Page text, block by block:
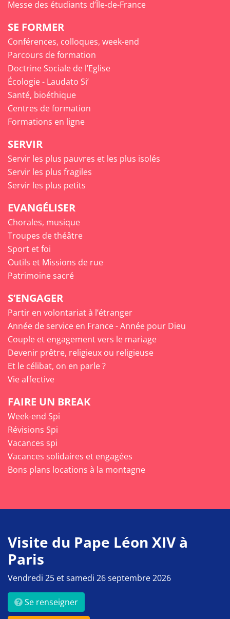
Messe des étudiants d’Île-de-France
SE FORMER
Conférences, colloques, week-end
Parcours de formation
Doctrine Sociale de l’Eglise
Écologie - Laudato Si’
Santé, bioéthique
Centres de formation
Formations en ligne
SERVIR
Servir les plus pauvres et les plus isolés
Servir les plus fragiles
Servir les plus petits
EVANGÉLISER
Chorales, musique
Troupes de théâtre
Sport et foi
Outils et Missions de rue
Patrimoine sacré
S’ENGAGER
Partir en volontariat à l’étranger
Année de service en France - Année pour Dieu
Couple et engagement vers le mariage
Devenir prêtre, religieux ou religieuse
Et le célibat, on en parle ?
Vie affective
FAIRE UN BREAK
Week-end Spi
Révisions Spi
Vacances spi
Vacances solidaires et engagées
Bons plans locations à la montagne
Visite du Pape Léon XIV à
Paris
Vendredi 25 et samedi 26 septembre 2026
Se renseigner